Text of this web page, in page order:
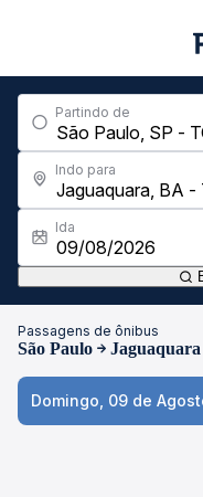
Partindo de
Indo para
Ida
Passagens de ônibus
São Paulo Jaguaquara
Domingo, 09 de